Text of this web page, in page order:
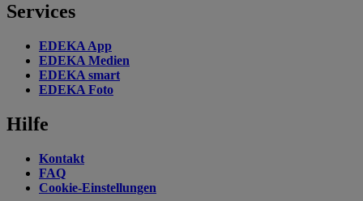
Services
EDEKA App
EDEKA Medien
EDEKA smart
EDEKA Foto
Hilfe
Kontakt
FAQ
Cookie-Einstellungen